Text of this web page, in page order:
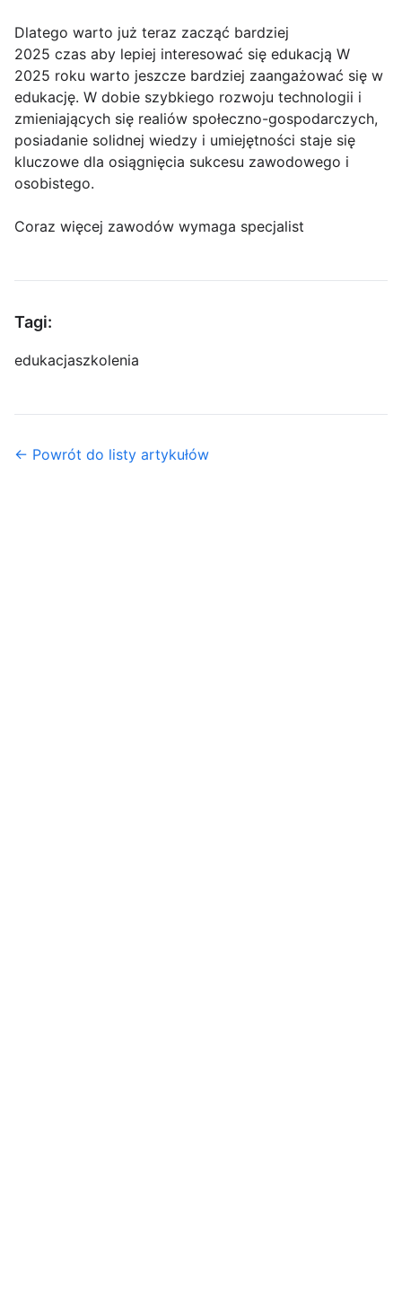
Dlatego warto już teraz zacząć bardziej
2025 czas aby lepiej interesować się edukacją W
2025 roku warto jeszcze bardziej zaangażować się w
edukację. W dobie szybkiego rozwoju technologii i
zmieniających się realiów społeczno-gospodarczych,
posiadanie solidnej wiedzy i umiejętności staje się
kluczowe dla osiągnięcia sukcesu zawodowego i
osobistego.
Coraz więcej zawodów wymaga specjalist
Tagi:
edukacjaszkolenia
← Powrót do listy artykułów